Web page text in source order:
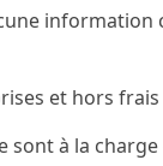
et hors
à la